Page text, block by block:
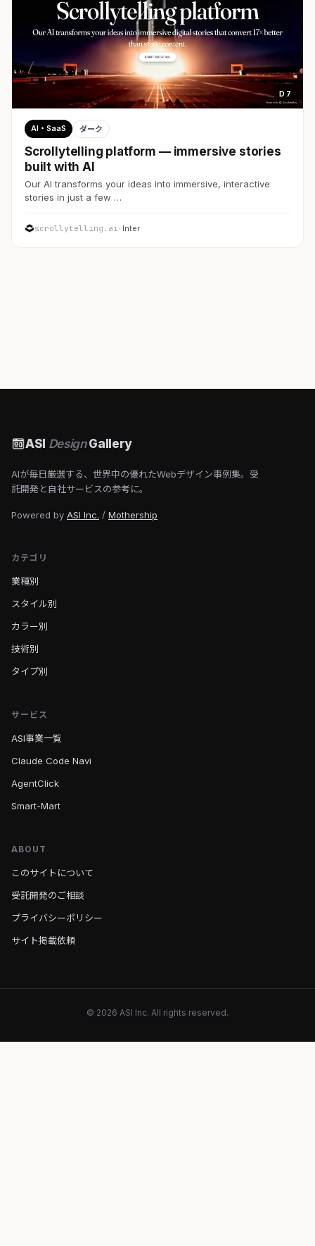
D 7
AI・SaaS ダーク
Scrollytelling platform — immersive stories
built with AI
Our AI transforms your ideas into immersive, interactive
stories in just a few …
scrollytelling.ai· Inter
ASI DesignGallery
AIが毎日厳選する、世界中の優れたWebデザイン事例集。受
託開発と自社サービスの参考に。
Powered by ASI Inc. / Mothership
カテゴリ
業種別
スタイル別
カラー別
技術別
タイプ別
サービス
ASI事業一覧
Claude Code Navi
AgentClick
Smart-Mart
ABOUT
このサイトについて
受託開発のご相談
プライバシーポリシー
サイト掲載依頼
© 2026 ASI Inc. All rights reserved.